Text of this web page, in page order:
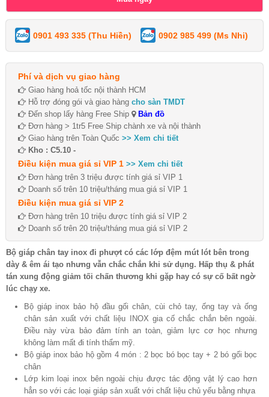
0901 493 335 (Thu Hiền) 0902 985 499 (Ms Nhi)
Phí và dịch vụ giao hàng
Giao hàng hoả tốc nội thành HCM
Hỗ trợ đóng gói và giao hàng cho sàn TMDT
Đến shop lấy hàng Free Ship
Bản đồ
Đơn hàng > 1tr5 Free Ship chành xe và nội thành
Giao hàng trên Toàn Quốc >> Xem chi tiết
Kho : C5.10 -
Điều kiện mua giá sỉ VIP 1 >> Xem chi tiết
Đơn hàng trên 3 triệu được tính giá sỉ VIP 1
Doanh số trên 10 triệu/tháng mua giá sỉ VIP 1
Điều kiện mua giá sỉ VIP 2
Đơn hàng trên 10 triệu được tính giá sỉ VIP 2
Doanh số trên 20 triệu/tháng mua giá sỉ VIP 2
Bộ giáp chân tay inox đi phượt có các lớp đệm mút lót bên trong
dày & êm ái tạo nhưng vẫn chắc chắn khi sử dụng. Hấp thụ & phát
tán xung động giảm tối chấn thương khi gặp hay có sự cố bất ngờ
lúc chạy xe.
Bộ giáp inox bảo hộ đầu gối chân, cùi chỏ tay, ống tay và ống
chân sản xuất với chất liệu INOX gia cố chắc chắn bên ngoài.
Điều này vừa bảo đảm tính an toàn, giảm lực cơ học nhưng
không làm mất đi tính thẩm mỹ.
Bộ giáp inox bảo hộ gồm 4 món : 2 bọc bó bọc tay + 2 bó gối bọc
chân
Lớp kim loại inox bên ngoài chịu được tác động vật lý cao hơn
hẳn so với các loại giáp sản xuất với chất liệu chủ yếu bằng nhựa